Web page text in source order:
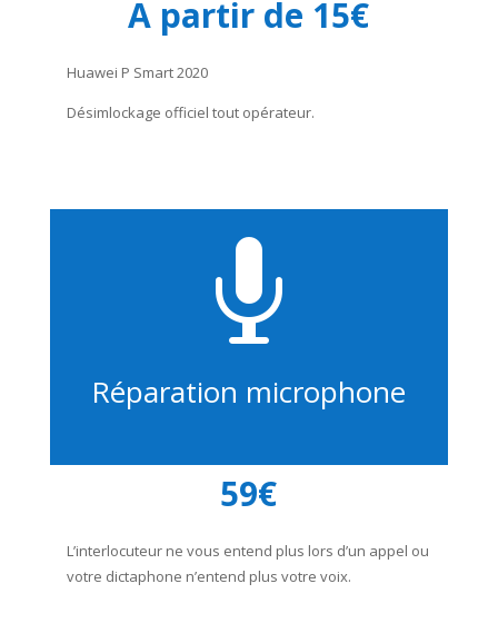
A partir de 15€
Huawei P Smart 2020
Désimlockage officiel tout opérateur.

Réparation microphone
59€
L’interlocuteur ne vous entend plus lors d’un appel ou
votre dictaphone n’entend plus votre voix.